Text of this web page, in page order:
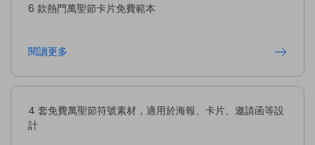
6 款熱門萬聖節卡片免費範本
閱讀更多
4 套免費萬聖節符號素材，適用於海報、卡片、邀請函等設
計